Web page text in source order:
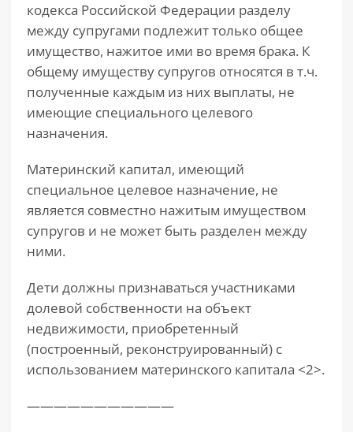
кодекса Российской Федерации разделу
между супругами подлежит только общее
имущество, нажитое ими во время брака. К
общему имуществу супругов относятся в т.ч.
полученные каждым из них выплаты, не
имеющие специального целевого
назначения.
Материнский капитал, имеющий
специальное целевое назначение, не
является совместно нажитым имуществом
супругов и не может быть разделен между
ними.
Дети должны признаваться участниками
долевой собственности на объект
недвижимости, приобретенный
(построенный, реконструированный) с
использованием материнского капитала <2>.
———————————